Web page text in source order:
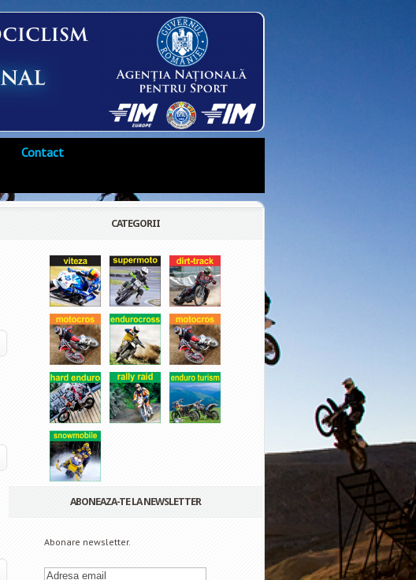
Contact
CATEGORII
ABONEAZA-TE LA NEWSLETTER
Abonare newsletter.